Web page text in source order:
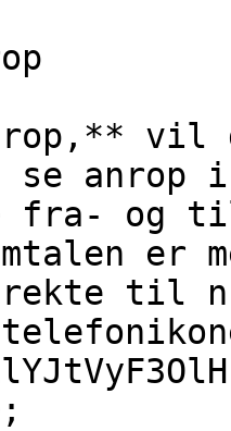
vil
se anrop
fra- og
er
til